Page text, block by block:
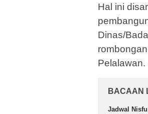
Hal ini
Dinas/
Pelalawan.
BACAAN
Jadwal